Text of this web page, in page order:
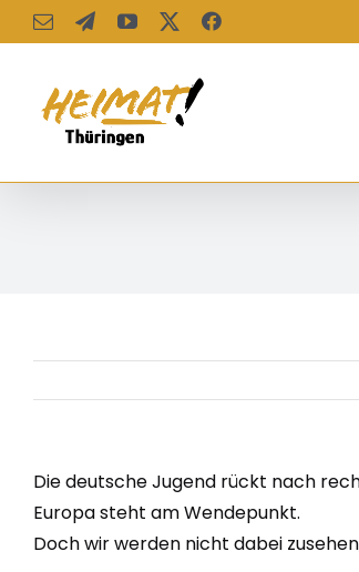
Zum
Inhalt
E-
Mail
TelegramYouTube Facebook
Die deutsche Jugend rückt nach
Europa steht am Wendepunkt.
Doch wir werden nicht dabei